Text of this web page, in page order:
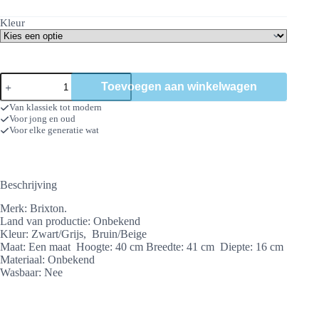
Kleur
Reiskoffer
Brixton
aantal
Toevoegen aan winkelwagen
Van klassiek tot modern
Voor jong en oud
Voor elke generatie wat
Beschrijving
Merk: Brixton.
Land van productie: Onbekend
Kleur: Zwart/Grijs, Bruin/Beige
Maat: Een maat Hoogte: 40 cm Breedte: 41 cm Diepte: 16 cm
Materiaal: Onbekend
Wasbaar: Nee